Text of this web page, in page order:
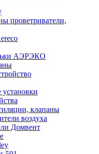
проветриватели,
АЭРЭКО
клапаны
воздуха
Домвент